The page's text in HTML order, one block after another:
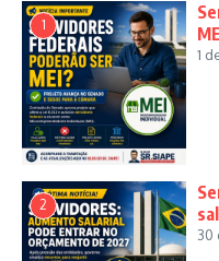
1
1
2
30